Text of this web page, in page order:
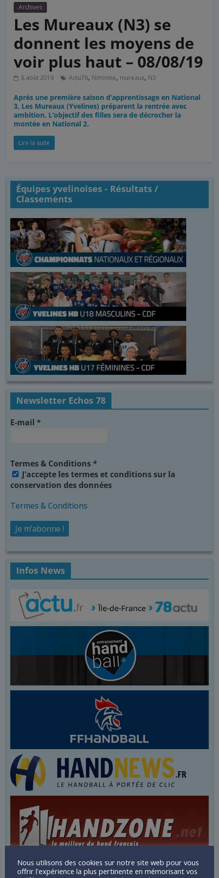
Archives
Les Mureaux (N3) se
donnent les moyens de
voir plus haut – 08/08/19
8 août 2019 Actu78,féminine, mureaux, N3
Après une première saison d’apprentissage en National
3, Les Mureaux (Yvelines) préparent la rentrée avec
ambition. L’objectif des filles sera de décrocher la
montée en National 2.
Lire la suite
Équipes yvelinoises - Résultats /
Classements
Newsletter Echos 78
E-mail*
Termes & Conditions*
J'accepte les termes et conditions sur la
conservation des données
Termes & Conditions
Infos News
Nous utilisons des cookies sur notre site web pour vous
offrir l'expérience la plus pertinente en mémorisant vos